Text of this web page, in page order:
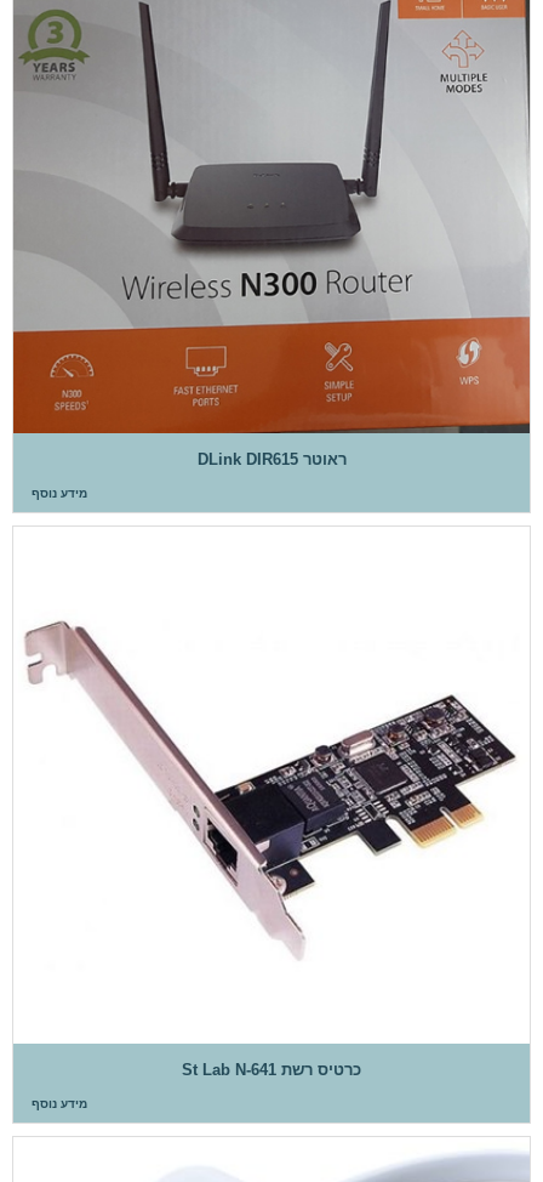
‏ראוטר DLink DIR615
מידע נוסף
כרטיס רשת St Lab N-641
מידע נוסף